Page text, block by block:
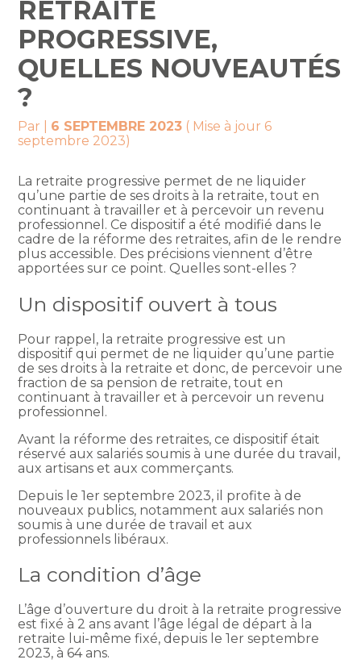
RETRAITE
PROGRESSIVE,
QUELLES NOUVEAUTÉS
?
Par 6 SEPTEMBRE 2023 ( Mise à jour 6
septembre 2023)
La retraite progressive permet de ne liquider
qu’une partie de ses droits à la retraite, tout en
continuant à travailler et à percevoir un revenu
professionnel. Ce dispositif a été modifié dans le
cadre de la réforme des retraites, afin de le rendre
plus accessible. Des précisions viennent d’être
apportées sur ce point. Quelles sont-elles ?
Un dispositif ouvert à tous
Pour rappel, la retraite progressive est un
dispositif qui permet de ne liquider qu’une partie
de ses droits à la retraite et donc, de percevoir une
fraction de sa pension de retraite, tout en
continuant à travailler et à percevoir un revenu
professionnel.
Avant la réforme des retraites, ce dispositif était
réservé aux salariés soumis à une durée du travail,
aux artisans et aux commerçants.
Depuis le 1er septembre 2023, il profite à de
nouveaux publics, notamment aux salariés non
soumis à une durée de travail et aux
professionnels libéraux.
La condition d’âge
L’âge d’ouverture du droit à la retraite progressive
est fixé à 2 ans avant l’âge légal de départ à la
retraite lui-même fixé, depuis le 1er septembre
2023, à 64 ans.